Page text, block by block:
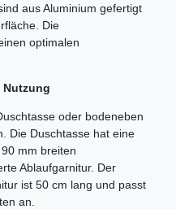
aus Aluminium gefertigt
Die
optimalen
Nutzung
oder bodeneben
Die Duschtasse hat eine
mm breiten
Ablaufgarnitur. Der
ist 50 cm lang und passt
an.